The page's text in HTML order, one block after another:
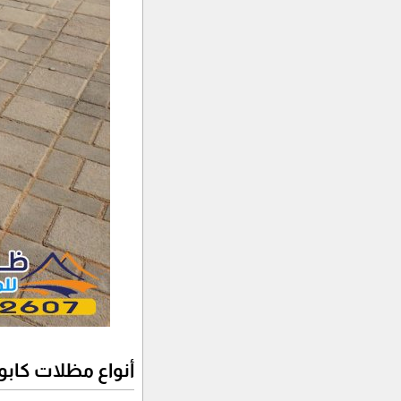
أنواع مظلات